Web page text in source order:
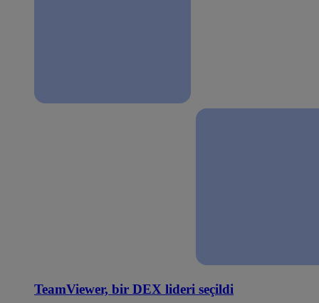
TeamViewer, bir DEX lideri seçildi